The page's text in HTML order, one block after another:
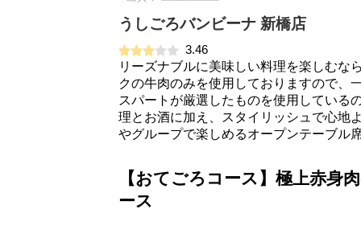
うしごろバンビーナ 新橋店
3.46
リーズナブルに美味しい料理を楽しむな
クの牛肉のみを使用しておりますので、
スパートが厳選したものを使用している
理とお酒に加え、スタイリッシュで心地
やグループで楽しめるオープンテーブル
【おてごろコース】極上赤身
ース